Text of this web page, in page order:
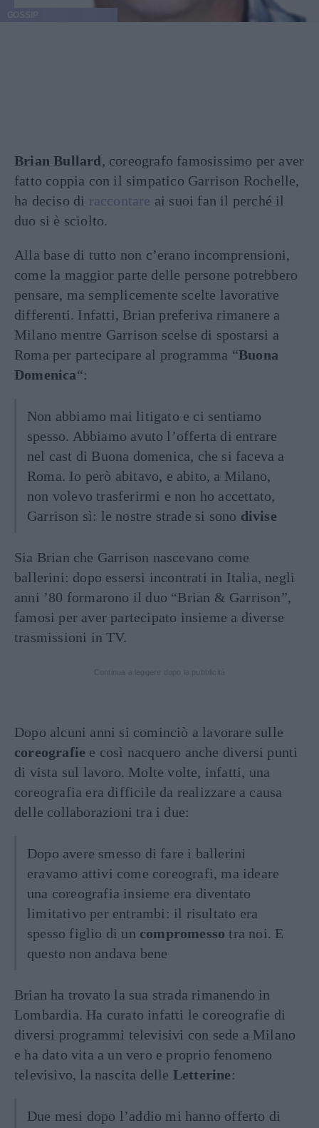
Brian Bullard, coreografo famosissimo per aver
fatto coppia con il simpatico Garrison Rochelle,
ha deciso di raccontare ai suoi fan il perché il
duo si è sciolto.
Alla base di tutto non c’erano incomprensioni,
come la maggior parte delle persone potrebbero
pensare, ma semplicemente scelte lavorative
differenti. Infatti, Brian preferiva rimanere a
Milano mentre Garrison scelse di spostarsi a
Roma per partecipare al programma “Buona
Domenica“:
Non abbiamo mai litigato e ci sentiamo
spesso. Abbiamo avuto l’offerta di entrare
nel cast di Buona domenica, che si faceva a
Roma. Io però abitavo, e abito, a Milano,
non volevo trasferirmi e non ho accettato,
Garrison sì: le nostre strade si sono divise
Sia Brian che Garrison nascevano come
ballerini: dopo essersi incontrati in Italia, negli
anni ’80 formarono il duo “Brian & Garrison”,
famosi per aver partecipato insieme a diverse
trasmissioni in TV.
Dopo alcuni anni si cominciò a lavorare sulle
coreografie e così nacquero anche diversi punti
di vista sul lavoro. Molte volte, infatti, una
coreografia era difficile da realizzare a causa
delle collaborazioni tra i due:
Dopo avere smesso di fare i ballerini
eravamo attivi come coreografi, ma ideare
una coreografia insieme era diventato
limitativo per entrambi: il risultato era
spesso figlio di un compromesso tra noi. E
questo non andava bene
Brian ha trovato la sua strada rimanendo in
Lombardia. Ha curato infatti le coreografie di
diversi programmi televisivi con sede a Milano
e ha dato vita a un vero e proprio fenomeno
televisivo, la nascita delle Letterine:
Due mesi dopo l’addio mi hanno offerto di